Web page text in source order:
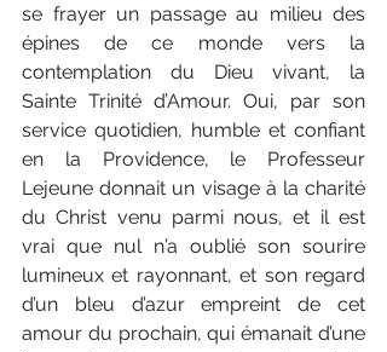
se frayer un passage au milieu des
épines de ce monde vers la
contemplation du Dieu vivant, la
Sainte Trinité d’Amour. Oui, par son
service quotidien, humble et confiant
en la Providence, le Professeur
Lejeune donnait un visage à la charité
du Christ venu parmi nous, et il est
vrai que nul n’a oublié son sourire
lumineux et rayonnant, et son regard
d’un bleu d’azur empreint de cet
amour du prochain, qui émanait d’une